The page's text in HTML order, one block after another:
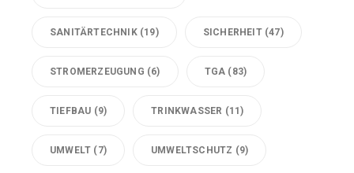
SANITÄRTECHNIK(19) SICHERHEIT(47)
STROMERZEUGUNG (6) TGA (83)
TIEFBAU (9) TRINKWASSER (11)
UMWELT (7) UMWELTSCHUTZ (9)